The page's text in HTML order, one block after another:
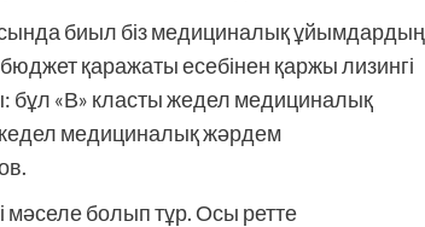
биыл біз медициналық ұйымдардың
қаражаты есебінен қаржы лизингі
бұл «В» класты жедел медициналық
жедел медициналық жәрдем
мәселе болып тұр. Осы ретте